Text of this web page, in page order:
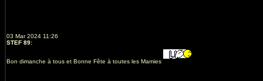
03 Mar 2024 11:26
STEF 89:
Bon dimanche à tous et Bonne Fête à toutes les Mamies